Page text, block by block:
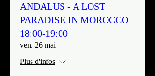
ANDALUS - A LOST
PARADISE IN MOROCCO
18:00-19:00
ven. 26 mai
Plus d'infos